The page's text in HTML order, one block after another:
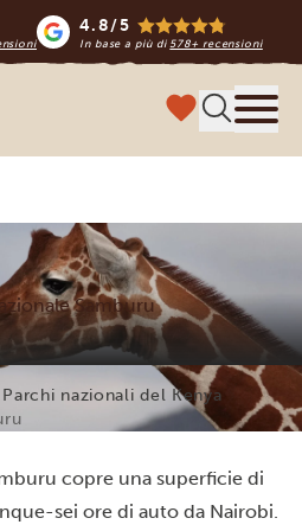
4.8/5
In base a più di578+ recensioni
Samburu
Parchi nazionali del Kenya
copre una superficie di
sei ore di auto da Nairobi.